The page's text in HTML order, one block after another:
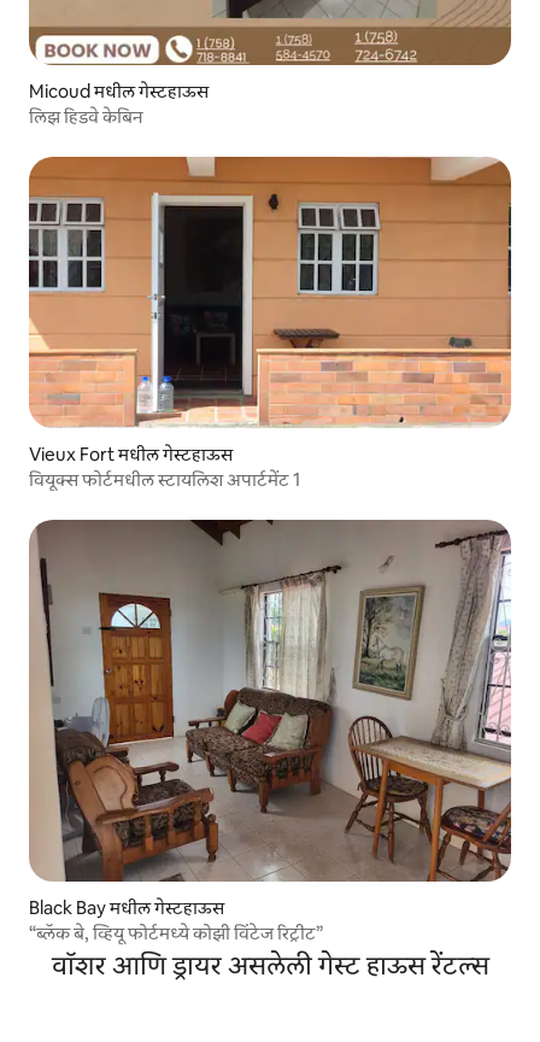
Micoud मधील गेस्टहाऊस
लिझ हिडवे केबिन
Vieux Fort मधील गेस्टहाऊस
वियूक्स फोर्टमधील स्टायलिश अपार्टमेंट 1
Black Bay मधील गेस्टहाऊस
“ब्लॅक बे, व्हियू फोर्टमध्ये कोझी विंटेज रिट्रीट”
वॉशर आणि ड्रायर असलेली गेस्ट हाऊस रेंटल्स